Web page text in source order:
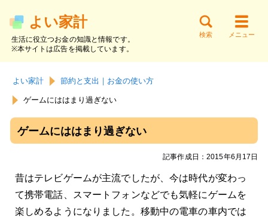
よい家計
生活に役立つお金の知識と情報です。
※本サイトは広告を掲載しています。
メニュー
検索
サイト内検索
お金の知識 貯金と家計
働く・副業 資産運用
よい家計 節約と支出｜お金の使い方
ゲームにははまり過ぎない
ゲームにははまり過ぎない
記事作成日：2015年6月17日
昔はテレビゲームが主流でしたが、今は時代が変わっ
て携帯電話、スマートフォンなどでも気軽にゲームを
楽しめるようになりました。移動中の電車の車内では